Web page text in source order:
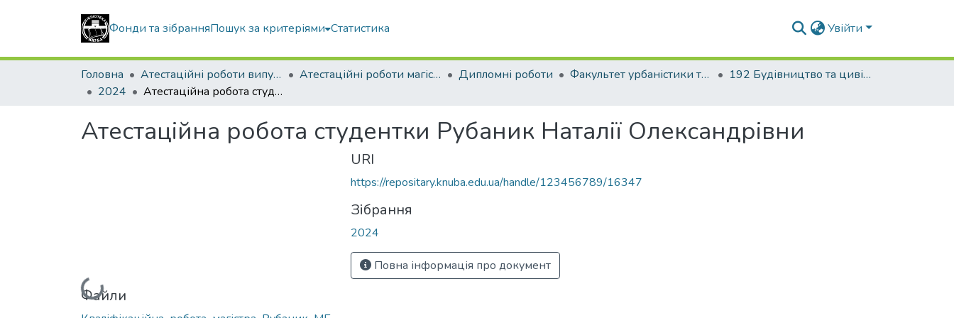
Фонди та зібранняПошук за критеріями Статистика Увійти
Головна Атестаційні роботи випускників Атестаційні роботи магістрів Дипломні роботи Факультет урбаністики та просторового планування
192 Будівництво та цивільна інженерія. Міське будівництво та господарство
2024
Атестаційна робота студентки Рубаник Наталії Олександрівни
Атестаційна робота студентки Рубаник Наталії Олександрівни
Вантажиться...
Файли
URI
https://repositary.knuba.edu.ua/handle/123456789/16347
Зібрання
2024
Повна інформація про документ